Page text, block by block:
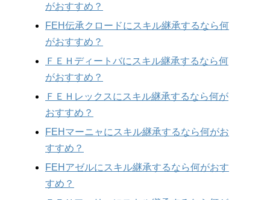
がおすすめ？
FEH伝承クロードにスキル継承するなら何
がおすすめ？
ＦＥＨディートバにスキル継承するなら何
がおすすめ？
ＦＥＨレックスにスキル継承するなら何が
おすすめ？
FEHマーニャにスキル継承するなら何がお
すすめ？
FEHアゼルにスキル継承するなら何がおす
すめ？